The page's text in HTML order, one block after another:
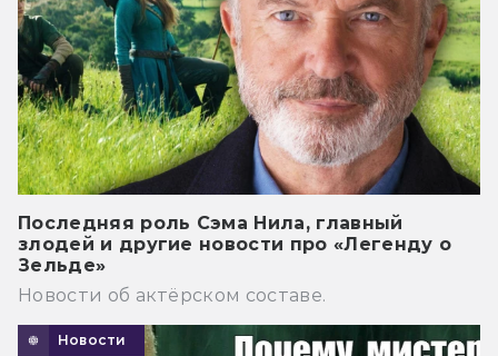
Последняя роль Сэма Нила, главный
злодей и другие новости про «Легенду о
Зельде»
Новости об актёрском составе.
Новости